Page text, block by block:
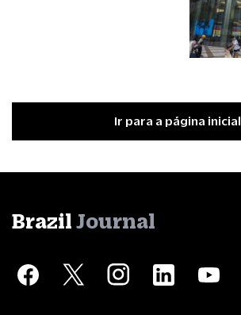
Ir para a página inicial
Brazil Journal